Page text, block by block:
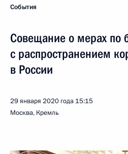
События
Совещание о мерах по
с распространением
в России
29 января 2020 года 15:15
Москва, Кремль